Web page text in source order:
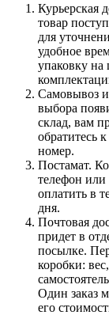
Курьерская
товар
для
удобное
упаковку на
Самовывоз
выбора
склад, вам
обратитесь
номер.
Постамат.
телефон
оплатить в
дня.
Почтовая
придет в
посылке.
коробки:
Один заказ
его